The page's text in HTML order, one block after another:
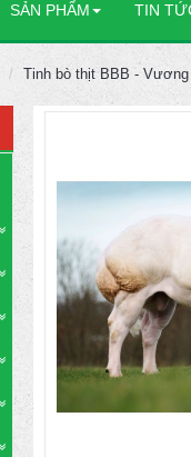
SẢN PHẨM TIN
Tinh bò thịt BBB -